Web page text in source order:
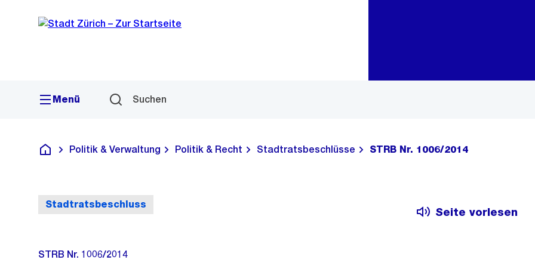
Navigation
Sprunglink
Menü Suchen
Deutsch
Politik & Verwaltung Politik & Recht Stadtratsbeschlüsse STRB Nr. 1006/2014
Stadtratsbeschluss
Seite vorlesen
STRB Nr. 1006/2014